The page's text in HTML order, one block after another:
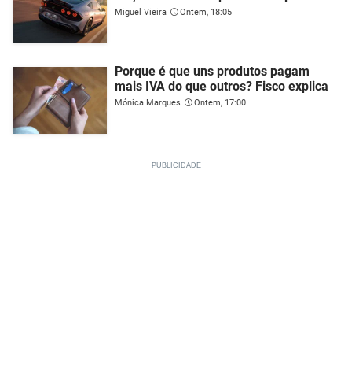
Miguel Vieira Ontem, 18:05
Porque é que uns produtos pagam
mais IVA do que outros? Fisco explica
Mónica Marques Ontem, 17:00